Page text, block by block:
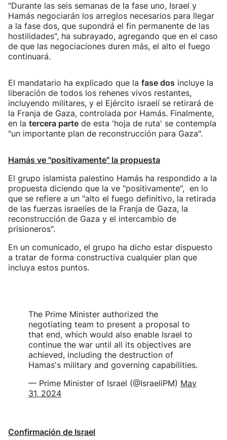
"Durante las seis semanas de la fase uno, Israel y
Hamás negociarán los arreglos necesarios para llegar
a la fase dos, que supondrá el fin permanente de las
hostilidades", ha subrayado, agregando que en el caso
de que las negociaciones duren más, el alto el fuego
continuará.
El mandatario ha explicado que la fase dos incluye la
liberación de todos los rehenes vivos restantes,
incluyendo militares, y el Ejército israelí se retirará de
la Franja de Gaza, controlada por Hamás. Finalmente,
en la tercera parte de esta 'hoja de ruta' se contempla
"un importante plan de reconstrucción para Gaza".
Hamás ve "positivamente" la propuesta
El grupo islamista palestino Hamás ha respondido a la
propuesta diciendo que la ve "positivamente", en lo
que se refiere a un "alto el fuego definitivo, la retirada
de las fuerzas israelíes de la Franja de Gaza, la
reconstrucción de Gaza y el intercambio de
prisioneros".
En un comunicado, el grupo ha dicho estar dispuesto
a tratar de forma constructiva cualquier plan que
incluya estos puntos.
The Prime Minister authorized the
negotiating team to present a proposal to
that end, which would also enable Israel to
continue the war until all its objectives are
achieved, including the destruction of
Hamas's military and governing capabilities.
— Prime Minister of Israel (@IsraeliPM) May
31, 2024
Confirmación de Israel